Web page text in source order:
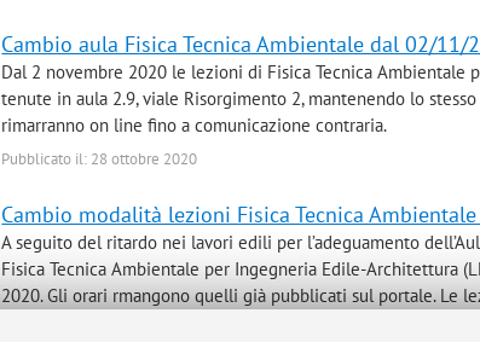
Cambio aula Fisica Tecnica Ambientale dal 02/11/
Dal 2 novembre 2020 le lezioni di Fisica Tecnica Ambientale
tenute in aula 2.9, viale Risorgimento 2, mantenendo lo
rimarranno on line fino a comunicazione contraria.
Pubblicato il: 28 ottobre 2020
Cambio modalità lezioni Fisica Tecnica
A seguito del ritardo nei lavori edili per l’adeguamento
Fisica Tecnica Ambientale per Ingegneria Edile-Architettura
2020. Gli orari rmangono quelli già pubblicati sul portale. Le